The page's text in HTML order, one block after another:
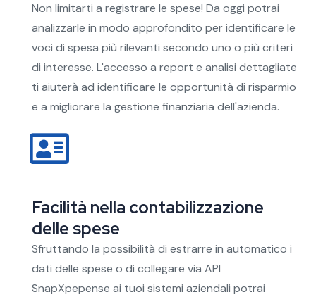
Non limitarti a registrare le spese! Da oggi potrai
analizzarle in modo approfondito per identificare le
voci di spesa più rilevanti secondo uno o più criteri
di interesse. L'accesso a report e analisi dettagliate
ti aiuterà ad identificare le opportunità di risparmio
e a migliorare la gestione finanziaria dell'azienda.
Facilità nella contabilizzazione
delle spese
Sfruttando la possibilità di estrarre in automatico i
dati delle spese o di collegare via API
SnapXpepense ai tuoi sistemi aziendali potrai